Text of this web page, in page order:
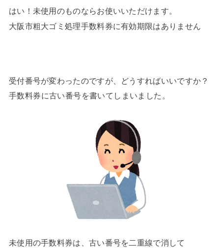
はい！未使用のものならお使いいただけます。
大阪市粗大ゴミ処理手数料券に有効期限はありません
受付番号が変わったのですが、どうすればいいですか？
手数料券に古い番号を書いてしまいました。
未使用の手数料券は、古い番号を二重線で消して